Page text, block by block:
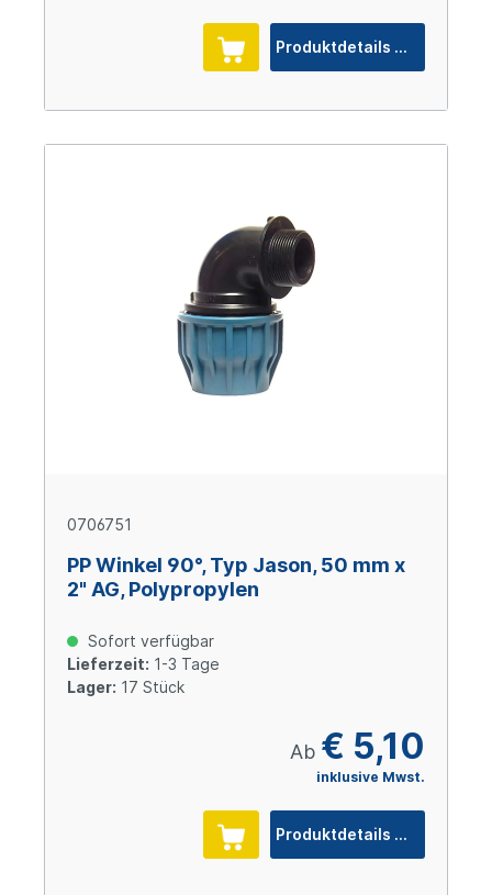
Produktdetails
0706751
PP Winkel 90°, Typ Jason, 50 mm x
2" AG, Polypropylen
Sofort verfügbar
Lieferzeit: 1-3 Tage
Lager: 17 Stück
Ab € 5,10
inklusive Mwst.
Produktdetails